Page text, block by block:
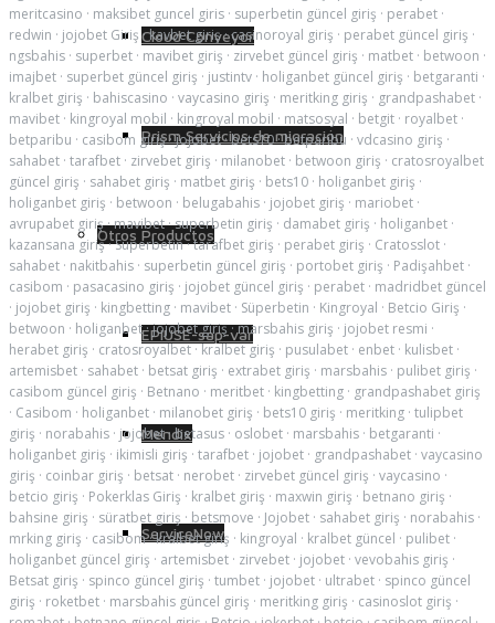
Cloud Conveyor
Prism Servicios de migración
Otros Productos
EPIUSE-sap-var
Mendix
ServiceNow
meritcasino · maksibet guncel giris · superbetin güncel giriş · perabet ·
redwin · jojobet Giriş·kavbet giriş·casinoroyal giriş · perabet güncel giriş ·
ngsbahis · superbet · mavibet giriş · zirvebet güncel giriş · matbet · betwoon ·
imajbet · superbet güncel giriş · justintv · holiganbet güncel giriş · betgaranti ·
kralbet giriş · bahiscasino · vaycasino giriş · meritking giriş · grandpashabet ·
mavibet · kingroyal mobil · kingroyal mobil · matsosyal · betgit · royalbet ·
betparibu · casibom giriş·jojobet·bets10·betparibu · vdcasino giriş ·
sahabet · tarafbet · zirvebet giriş · milanobet · betwoon giriş · cratosroyalbet
güncel giriş · sahabet giriş · matbet giriş · bets10 · holiganbet giriş ·
holiganbet giriş · betwoon · belugabahis · jojobet giriş · mariobet ·
avrupabet giriş·mavibet·superbetin giriş · damabet giriş · holiganbet ·
kazansana giriş·Superbetin·tarafbet giriş · perabet giriş · Cratosslot ·
sahabet · nakitbahis · superbetin güncel giriş · portobet giriş · Padişahbet ·
casibom · pasacasino giriş · jojobet güncel giriş · perabet · madridbet güncel
· jojobet giriş · kingbetting · mavibet · Süperbetin · Kingroyal · Betcio Giriş ·
betwoon · holiganbet·jojobet giriş·marsbahis giriş · jojobet resmi ·
herabet giriş · cratosroyalbet·kralbet giriş · pusulabet · enbet · kulisbet ·
artemisbet · sahabet · betsat giriş · extrabet giriş · marsbahis · pulibet giriş ·
casibom güncel giriş · Betnano · meritbet · kingbetting · grandpashabet giriş
· Casibom · holiganbet · milanobet giriş · bets10 giriş · meritking · tulipbet
giriş · norabahis · jojobet·betasus · oslobet · marsbahis · betgaranti ·
holiganbet giriş · ikimisli giriş · tarafbet · jojobet · grandpashabet · vaycasino
giriş · coinbar giriş · betsat · nerobet · zirvebet güncel giriş · vaycasino ·
betcio giriş · Pokerklas Giriş · kralbet giriş · maxwin giriş · betnano giriş ·
bahsine giriş · süratbet giriş · betsmove · Jojobet · sahabet giriş · norabahis ·
mrking giriş · casibom·kralbet giriş · kingroyal · kralbet güncel · pulibet ·
holiganbet güncel giriş · artemisbet · zirvebet · jojobet · vevobahis giriş ·
Betsat giriş · spinco güncel giriş · tumbet · jojobet · ultrabet · spinco güncel
giriş · roketbet · marsbahis güncel giriş · meritking giriş · casinoslot giriş ·